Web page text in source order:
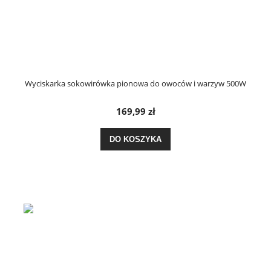
Wyciskarka sokowirówka pionowa do owoców i warzyw 500W
169,99 zł
DO KOSZYKA